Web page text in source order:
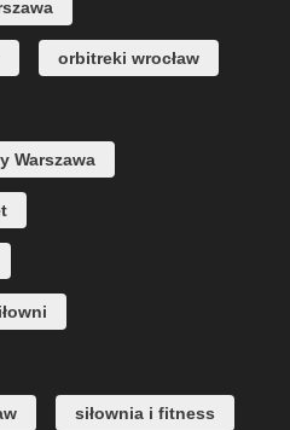
orbitreki wrocław
Warszawa
siłownia i fitness